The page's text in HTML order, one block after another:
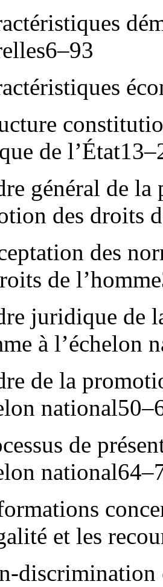
de
général de la
des droits
des
de
juridique de
à l’échelon
de la
de
et les
discrimination